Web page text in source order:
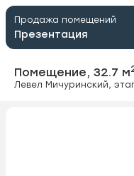
Продажа помещений
Презентация
Помещение, 32.7 м
Левел Мичуринский,